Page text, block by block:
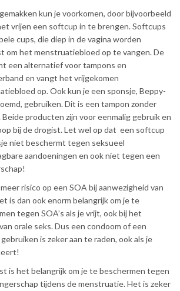
kun je voorkomen, door bijvoorbeeld
vrijen een softcup in te brengen. Softcups
cups, die diep in de vagina worden
om het menstruatiebloed op te vangen. De
een alternatief voor tampons en
en vangt het vrijgekomen
op. Ook kun je een sponsje, Beppy-
gebruiken. Dit is een tampon zonder
producten zijn voor eenmalig gebruik en
bij de drogist. Let wel op dat een softcup
niet beschermt tegen seksueel
aandoeningen en ook niet tegen een
risico op een SOA bij aanwezigheid van
is dan ook enorm belangrijk om je te
tegen SOA’s als je vrijt, ook bij het
orale seks. Dus een condoom of een
is zeker aan te raden, ook als je
is het belangrijk om je te beschermen tegen
tijdens de menstruatie. Het is zeker